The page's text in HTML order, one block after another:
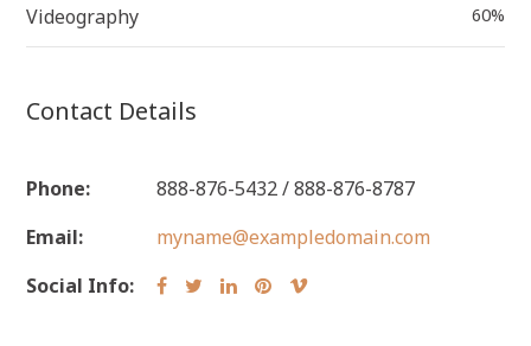
Videography 60%
Contact Details
Phone:
888-876-5432 / 888-876-8787
Email:
myname@exampledomain.com
Social Info: